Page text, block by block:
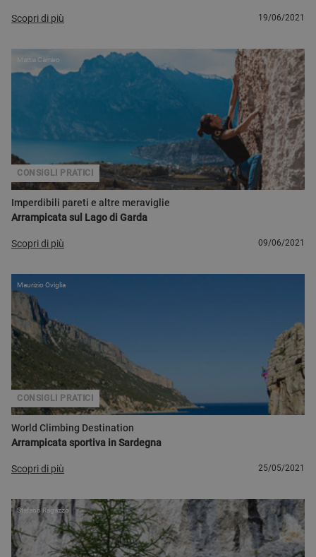
Scopri di più 19/06/2021
Imperdibili pareti e altre meraviglie
Arrampicata sul Lago di Garda
CONSIGLI PRATICI
Mattia Carraro
Scopri di più 09/06/2021
World Climbing Destination
Arrampicata sportiva in Sardegna
CONSIGLI PRATICI
Maurizio Oviglia
Scopri di più 25/05/2021
Stefano Ragazzo